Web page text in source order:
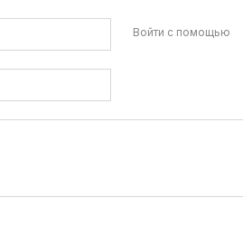
и характеристики в
Функции сетевого инвертора
модулей.
Войти с помощью